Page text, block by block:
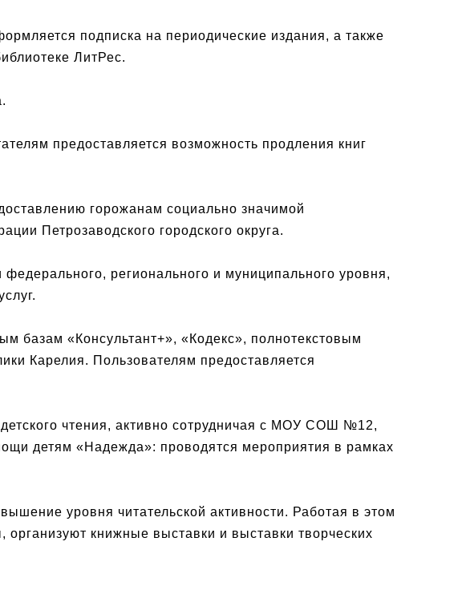
подписка на периодические издания, а также
ЛитРес.
предоставляется возможность продления книг
горожанам социально значимой
Петрозаводского городского округа.
регионального и муниципального уровня,
базам «Консультант+», «Кодекс», полнотекстовым
Карелия. Пользователям предоставляется
чтения, активно сотрудничая с МОУ СОШ №12,
детям «Надежда»: проводятся мероприятия в рамках
уровня читательской активности. Работая в этом
книжные выставки и выставки творческих